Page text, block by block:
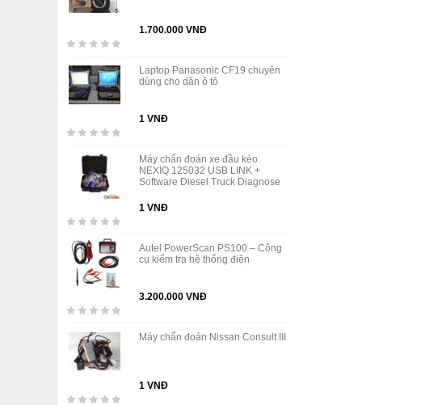
1.700.000 VNĐ
Laptop Panasonic CF19 chuyên
dùng cho dân ô tô
1 VNĐ
Máy chẩn đoán xe đầu kéo
NEXIQ 125032 USB LINK +
Software Diesel Truck Diagnose
1 VNĐ
Autel PowerScan PS100 – Công
cụ kiểm tra hệ thống điện
3.200.000 VNĐ
Máy chẩn đoán Nissan Consult III
1 VNĐ